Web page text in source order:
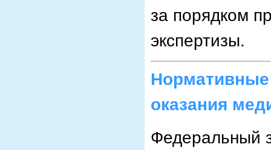
за порядком
экспертизы.
оказания
Федеральный